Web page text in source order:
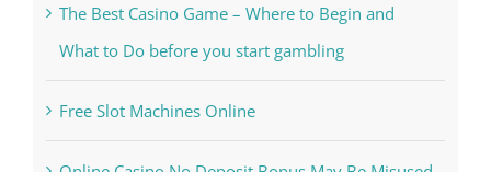
The Best Casino Game – Where to Begin and
What to Do before you start gambling
Free Slot Machines Online